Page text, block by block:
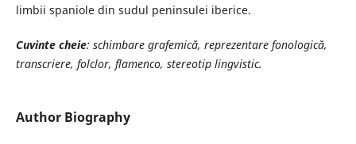
limbii spaniole din sudul peninsulei iberice.
Cuvinte cheie: schimbare grafemică, reprezentare fonologică,
transcriere, folclor, flamenco, stereotip lingvistic.
Author Biography